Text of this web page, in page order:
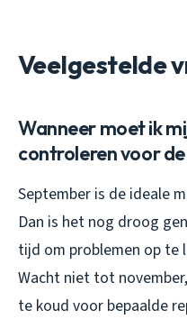
Veelgestelde
Wanneer moet ik
controleren voor
September is de ideale
Dan is het nog droog
tijd om problemen op te
Wacht niet tot
te koud voor bepaalde